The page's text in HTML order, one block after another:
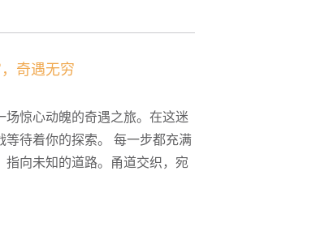
奇遇无穷
惊心动魄的奇遇之旅。在这迷
待着你的探索。 每一步都充满
向未知的道路。甬道交织，宛